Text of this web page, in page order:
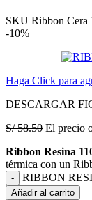
SKU Ribbon Cera
-10%
Haga Click para
DESCARGAR
S/58.50 El precio
Ribbon Resina
térmica con un
RIBBON
Añadir al carrito